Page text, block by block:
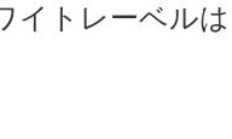
イトレーベルは